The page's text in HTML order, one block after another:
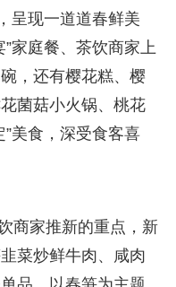
呈现一道道春鲜美
家庭餐、茶饮商家上
，还有樱花糕、樱
菌菇小火锅、桃花
美食，深受食客喜
商家推新的重点，新
菜炒鲜牛肉、咸肉